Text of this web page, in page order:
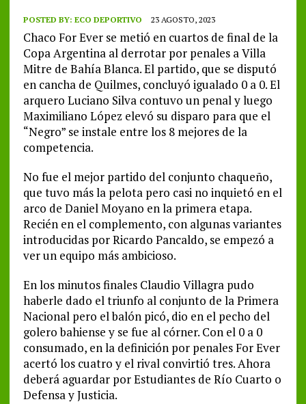
POSTED BY: ECO DEPORTIVO 23 AGOSTO, 2023
Chaco For Ever se metió en cuartos de final de la
Copa Argentina al derrotar por penales a Villa
Mitre de Bahía Blanca. El partido, que se disputó
en cancha de Quilmes, concluyó igualado 0 a 0. El
arquero Luciano Silva contuvo un penal y luego
Maximiliano López elevó su disparo para que el
“Negro” se instale entre los 8 mejores de la
competencia.
No fue el mejor partido del conjunto chaqueño,
que tuvo más la pelota pero casi no inquietó en el
arco de Daniel Moyano en la primera etapa.
Recién en el complemento, con algunas variantes
introducidas por Ricardo Pancaldo, se empezó a
ver un equipo más ambicioso.
En los minutos finales Claudio Villagra pudo
haberle dado el triunfo al conjunto de la Primera
Nacional pero el balón picó, dio en el pecho del
golero bahiense y se fue al córner. Con el 0 a 0
consumado, en la definición por penales For Ever
acertó los cuatro y el rival convirtió tres. Ahora
deberá aguardar por Estudiantes de Río Cuarto o
Defensa y Justicia.